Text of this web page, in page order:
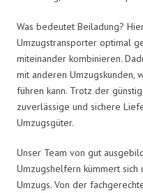
Was bedeutet Beiladung?
Umzugstransporter optimal
miteinander kombinieren.
mit anderen Umzugskunden,
führen kann. Trotz der
zuverlässige und sichere
Umzugsgüter.
Unser Team von gut
Umzugshelfern kümmert
Umzugs. Von der